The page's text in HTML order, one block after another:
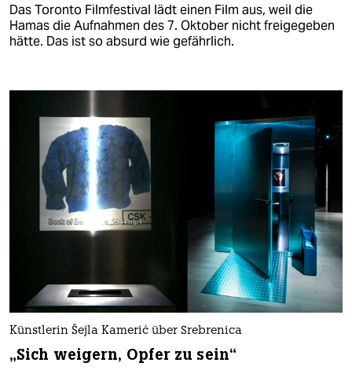
Das Toronto Filmfestival lädt einen Film aus, weil die
Hamas die Aufnahmen des 7. Oktober nicht freigegeben
hätte. Das ist so absurd wie gefährlich.
Künstlerin Šejla Kamerić über Srebrenica
„Sich weigern, Opfer zu sein“